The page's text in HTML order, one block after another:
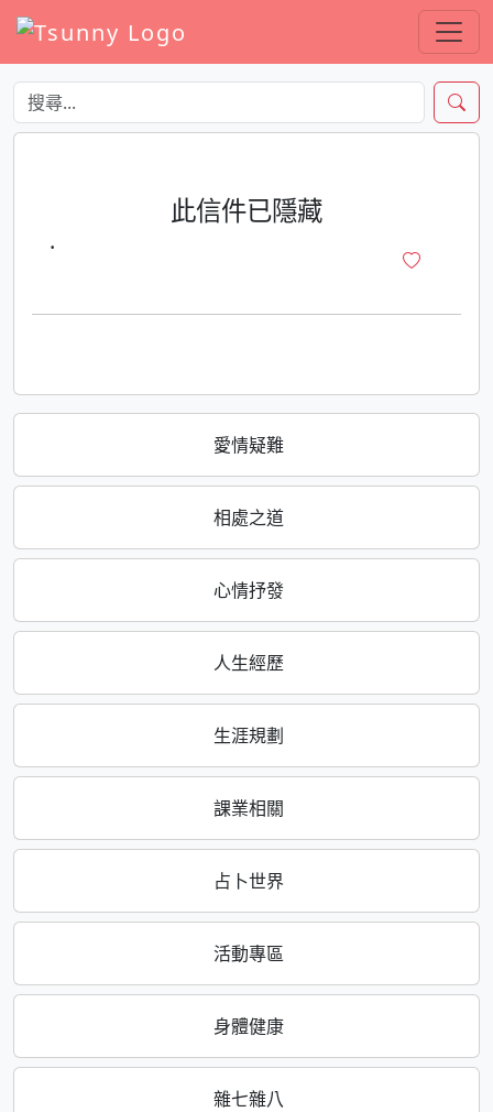
愛情疑難
相處之道
心情抒發
人生經歷
生涯規劃
課業相關
占卜世界
活動專區
身體健康
雜七雜八
此信件已隱藏
·